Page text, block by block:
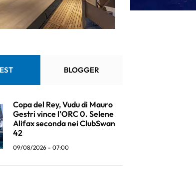
BLOGGER
Copa del Rey, Vudu di Mauro
Gestri vince l’ORC 0. Selene
Alifax seconda nei ClubSwan
42
09/08/2026 - 07:00